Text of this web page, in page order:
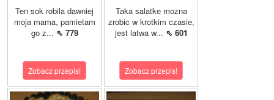
Ten sok robila dawniej
moja mama, pamietam
go z... ⇖ 779
Zobacz przepis!
Taka salatke mozna
zrobic w krotkim czasie,
jest latwa w... ⇖ 601
Zobacz przepis!